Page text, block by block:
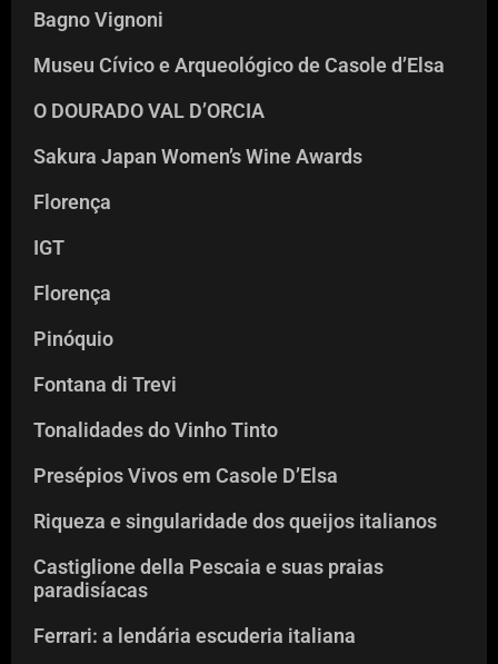
Bagno Vignoni
Museu Cívico e Arqueológico de Casole d’Elsa
O DOURADO VAL D’ORCIA
Sakura Japan Women’s Wine Awards
Florença
IGT
Florença
Pinóquio
Fontana di Trevi
Tonalidades do Vinho Tinto
Presépios Vivos em Casole D’Elsa
Riqueza e singularidade dos queijos italianos
Castiglione della Pescaia e suas praias
paradisíacas
Ferrari: a lendária escuderia italiana